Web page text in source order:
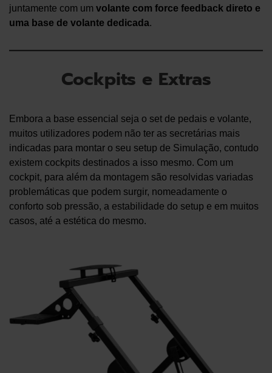
juntamente com um volante com force feedback direto e
uma base de volante dedicada.
Cockpits e Extras
Embora a base essencial seja o set de pedais e volante,
muitos utilizadores podem não ter as secretárias mais
indicadas para montar o seu setup de Simulação, contudo
existem cockpits destinados a isso mesmo. Com um
cockpit, para além da montagem são resolvidas variadas
problemáticas que podem surgir, nomeadamente o
conforto sob pressão, a estabilidade do setup e em muitos
casos, até a estética do mesmo.